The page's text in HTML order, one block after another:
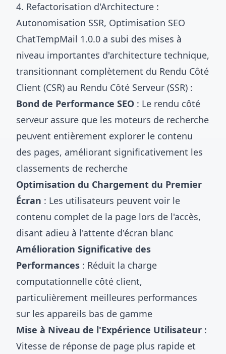
4. Refactorisation d'Architecture :
Autonomisation SSR, Optimisation SEO
ChatTempMail 1.0.0 a subi des mises à
niveau importantes d'architecture technique,
transitionnant complètement du Rendu Côté
Client (CSR) au Rendu Côté Serveur (SSR) :
Bond de Performance SEO : Le rendu côté
serveur assure que les moteurs de recherche
peuvent entièrement explorer le contenu
des pages, améliorant significativement les
classements de recherche
Optimisation du Chargement du Premier
Écran : Les utilisateurs peuvent voir le
contenu complet de la page lors de l'accès,
disant adieu à l'attente d'écran blanc
Amélioration Significative des
Performances : Réduit la charge
computationnelle côté client,
particulièrement meilleures performances
sur les appareils bas de gamme
Mise à Niveau de l'Expérience Utilisateur :
Vitesse de réponse de page plus rapide et